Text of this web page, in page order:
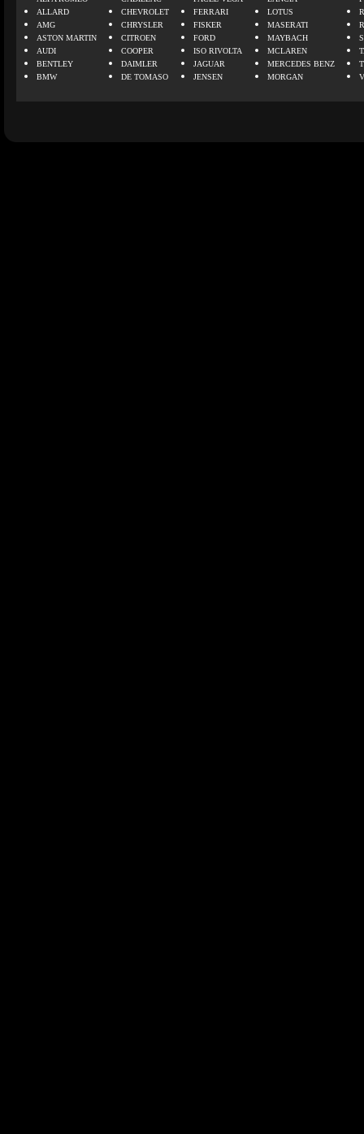
ALLARD
AMG
ASTON MARTIN
AUDI
BENTLEY
BMW
CHEVROLET
CHRYSLER
CITROEN
COOPER
DAIMLER
DE TOMASO
FERRARI
FISKER
FORD
ISO RIVOLTA
JAGUAR
JENSEN
LOTUS
MASERATI
MAYBACH
MCLAREN
MERCEDES BENZ
MORGAN